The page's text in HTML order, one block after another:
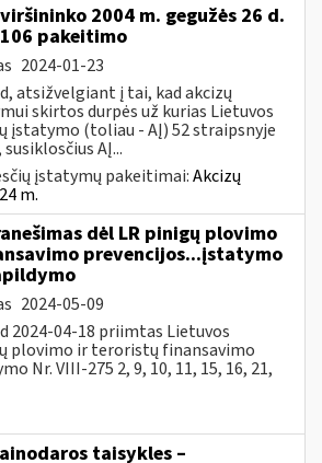
2004 m. gegužės 26 d.
pakeitimo
2024-01-23
atsižvelgiant į tai, kad akcizų
skirtos durpės už kurias Lietuvos
įstatymo (toliau - AĮ) 52 straipsnyje
AĮ...
įstatymų pakeitimai:Akcizų
m.
dėl LR pinigų plovimo
prevencijos...įstatymo
2024-05-09
2024-04-18 priimtas Lietuvos
plovimo ir teroristų finansavimo
Nr. VIII-275 2, 9, 10, 11, 15, 16, 21,
taisykles –